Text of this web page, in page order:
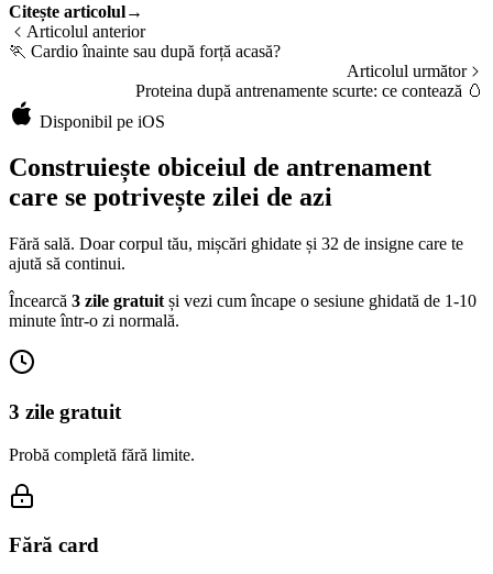
Citește articolul→
Articolul anterior
🏃 Cardio înainte sau după forță acasă?
Articolul următor
Proteina după antrenamente scurte: ce contează 🥚
Disponibil pe iOS
Construiește obiceiul de antrenament
care se potrivește zilei de azi
Fără sală. Doar corpul tău, mișcări ghidate și 32 de insigne care te
ajută să continui.
Încearcă 3 zile gratuit și vezi cum încape o sesiune ghidată de 1-10
minute într-o zi normală.
3 zile gratuit
Probă completă fără limite.
Fără card